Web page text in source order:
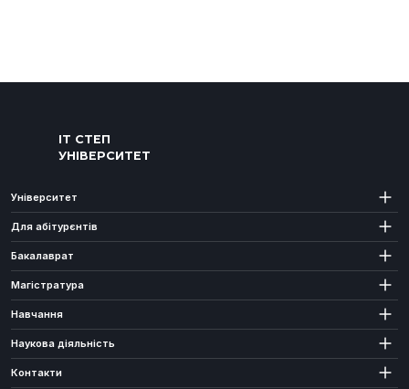
ІТ СТЕП
УНІВЕРСИТЕТ
Університет
Для абітурєнтів
Бакалаврат
Магістратура
Навчання
Наукова діяльність
Контакти